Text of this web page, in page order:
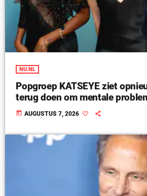
NU.NL
Popgroep KATSEYE ziet
terug doen om mentale
today AUGUSTUS 7, 2026